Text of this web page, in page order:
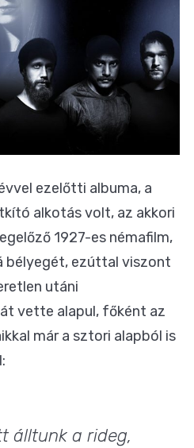
ezelőtti albuma, a
alkotás volt, az akkori
1927-es némafilm,
bélyegét, ezúttal viszont
utáni
vette alapul, főként az
már a sztori alapból is
álltunk a rideg,